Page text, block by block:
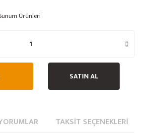
Ürünleri
SATIN AL
TAKSIT SEÇENEKLERI